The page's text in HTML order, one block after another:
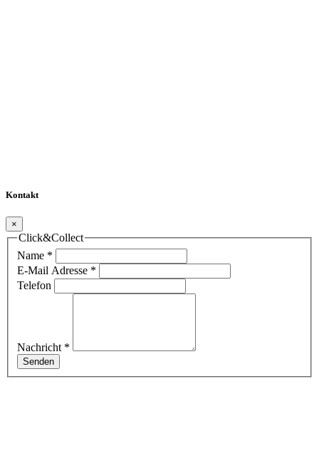
Kontakt
×
Click&Collect
Name *
E-Mail Adresse *
Telefon
Nachricht *
Senden